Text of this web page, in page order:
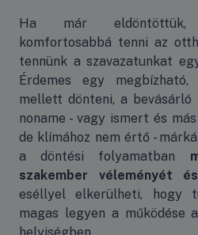
Ha már eldöntöttük,
komfortosabbá tenni az
tennünk a szavazatunkat
Érdemes egy
mellett dönteni, a bevásárló
noname - vagy ismert és
de klímához nem értő -
a döntési folyamatban
szakember véleményét
eséllyel elkerülheti, hogy
magas legyen a működése